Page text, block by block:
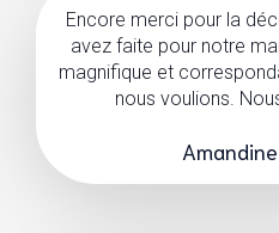
Encore merci pour la
avez faite pour notre
magnifique et
nous voulions.